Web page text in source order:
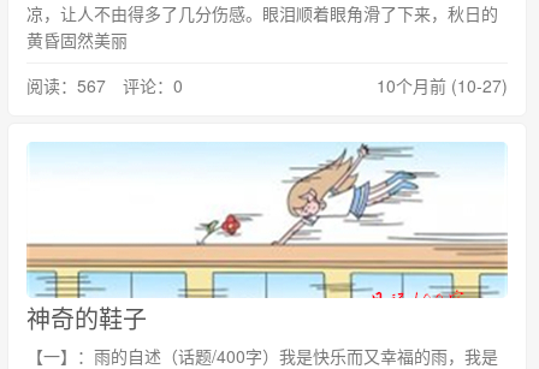
凉，让人不由得多了几分伤感。眼泪顺着眼角滑了下来，秋日的
黄昏固然美丽
阅读：567 评论：0
10个月前 (10-27)
神奇的鞋子
【一】：雨的自述（话题/400字）我是快乐而又幸福的雨，我是